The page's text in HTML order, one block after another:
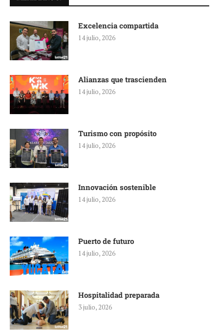
Excelencia compartida
14 julio, 2026
Alianzas que trascienden
14 julio, 2026
Turismo con propósito
14 julio, 2026
Innovación sostenible
14 julio, 2026
Puerto de futuro
14 julio, 2026
Hospitalidad preparada
3 julio, 2026